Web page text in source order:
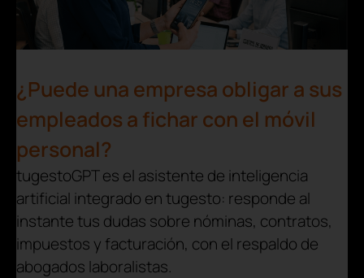
¿Puede una empresa obligar a sus
empleados a fichar con el móvil
personal?
tugestoGPT es el asistente de inteligencia
artificial integrado en tugesto: responde al
instante tus dudas sobre nóminas, contratos,
impuestos y facturación, con el respaldo de
abogados laboralistas.